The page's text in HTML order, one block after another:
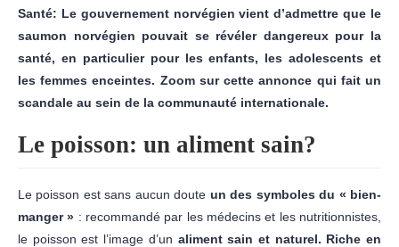
Santé: Le gouvernement norvégien vient d’admettre que le
saumon norvégien pouvait se révéler dangereux pour la
santé, en particulier pour les enfants, les adolescents et
les femmes enceintes. Zoom sur cette annonce qui fait un
scandale au sein de la communauté internationale.
Le poisson: un aliment sain?
Le poisson est sans aucun doute un des symboles du « bien-
manger » : recommandé par les médecins et les nutritionnistes,
le poisson est l’image d’un aliment sain et naturel. Riche en